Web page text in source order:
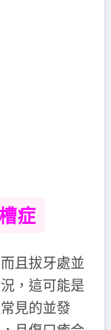
症
且拔牙處並
，這可能是
見的並發